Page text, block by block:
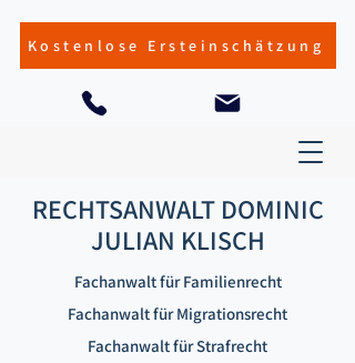
RECHTSANWALT DOMINIC
JULIAN KLISCH
Fachanwalt für Familienrecht
Fachanwalt für Migrationsrecht
Fachanwalt für Strafrecht
Kostenlose Ersteinschätzung